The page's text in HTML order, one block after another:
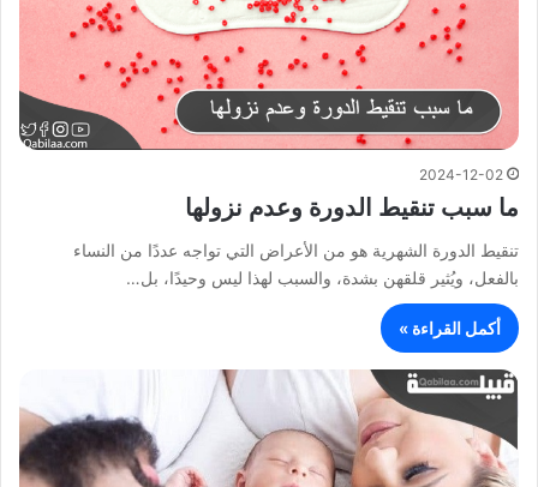
2024-12-02
ما سبب تنقيط الدورة وعدم نزولها
تنقيط الدورة الشهرية هو من الأعراض التي تواجه عددًا من النساء
بالفعل، ويُثير قلقهن بشدة، والسبب لهذا ليس وحيدًا، بل…
أكمل القراءة »